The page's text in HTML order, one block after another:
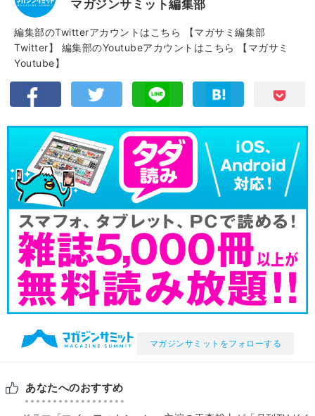
マガジンサミット編集部
編集部のTwitterアカウントはこちら
【マガサミ編集部
Twitter】
編集部のYoutubeアカウントはこちら
【マガサミ
Youtube】
マガジンサミットをフォローする
あなたへのおすすめ